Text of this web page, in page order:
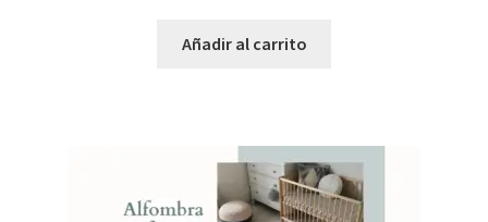
Añadir al carrito